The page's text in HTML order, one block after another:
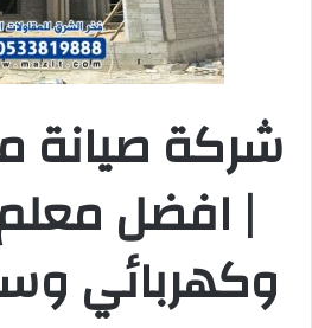
شركة صيانة
| افضل
وكهربائي